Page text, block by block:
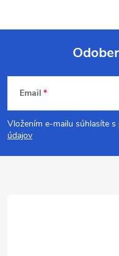
Z
á
p
Email
Vložením e-mailu súhlasíte s
údajov